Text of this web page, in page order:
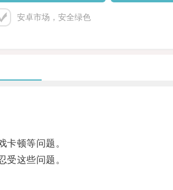
安卓市场，安全绿色
顿等问题。
这些问题。